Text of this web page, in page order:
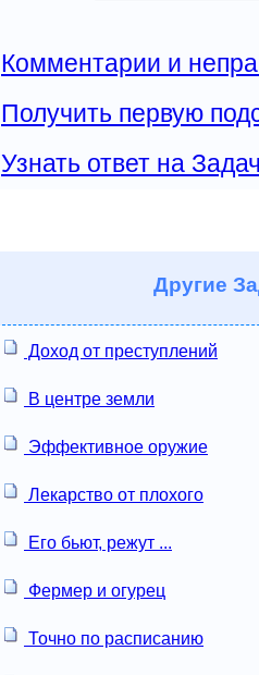
Комментарии и
Получить первую
Узнать ответ на
Другие
Доход от преступлений
В центре земли
Эффективное оружие
Лекарство от плохого
Его бьют, режут ...
Фермер и огурец
Точно по расписанию